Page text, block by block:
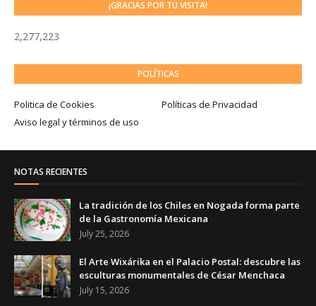
¡GRACIAS POR TU VISITA!
2,277,223
POLÍTICAS
Politica de Cookies
Políticas de Privacidad
Aviso legal y términos de uso
NOTAS RECIENTES
La tradición de los Chiles en Nogada forma parte
de la Gastronomía Mexicana
July 25, 2026
El Arte Wixárika en el Palacio Postal: descubre las
esculturas monumentales de César Menchaca
July 15, 2026